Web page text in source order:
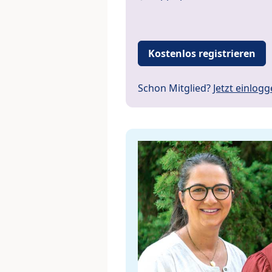
Kostenlos registrieren
Schon Mitglied? Jetzt